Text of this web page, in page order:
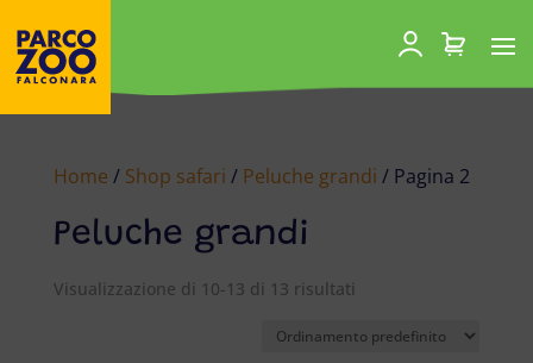
Home / Shop safari / Peluche grandi / Pagina 2
Peluche grandi
Visualizzazione di 10-13 di 13 risultati